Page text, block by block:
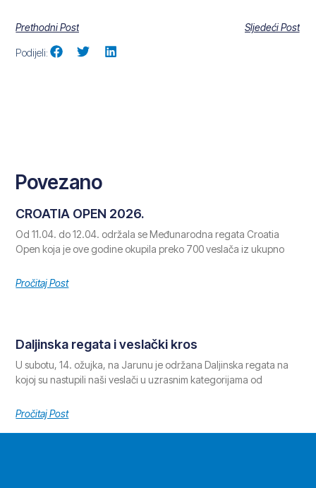
Prethodni Post Sljedeći Post
Podijeli:
Povezano
CROATIA OPEN 2026.
Od 11.04. do 12.04. održala se Međunarodna regata Croatia
Open koja je ove godine okupila preko 700 veslača iz ukupno
Pročitaj Post
Daljinska regata i veslački kros
U subotu, 14. ožujka, na Jarunu je održana Daljinska regata na
kojoj su nastupili naši veslači u uzrasnim kategorijama od
Pročitaj Post